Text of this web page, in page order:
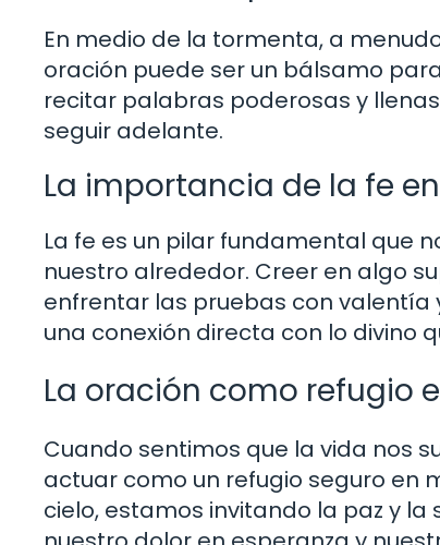
En medio de la tormenta, a
oración puede ser un bálsamo
recitar palabras poderosas y
seguir adelante.
La importancia de la fe
La fe es un pilar fundamental que
nuestro alrededor. Creer en algo
enfrentar las pruebas con valentía
una conexión directa con lo divino
La oración como refugio
Cuando sentimos que la vida nos
actuar como un refugio seguro en
cielo, estamos invitando la paz y